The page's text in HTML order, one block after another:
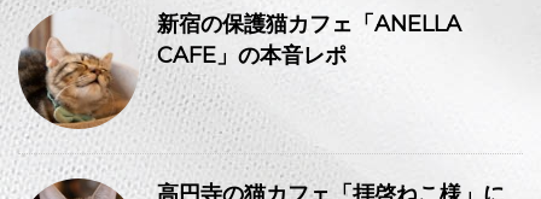
新宿の保護猫カフェ「ANELLA
CAFE」の本音レポ